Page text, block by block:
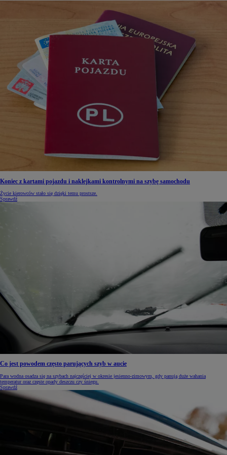
Koniec z kartami pojazdu i naklejkami kontrolnymi na szybę samochodu
Życie kierowców stało się dzięki temu prostsze.
Sprawdź
Co jest powodem często parujących szyb w aucie
Para wodna osadza się na szybach najczęściej w okresie jesienno-zimowym, gdy panują duże wahania
temperatur oraz częste opady deszczu czy śniegu.
Sprawdź